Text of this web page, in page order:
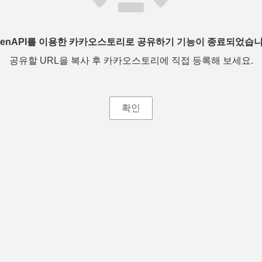
를 이용한 카카오스토리로 공유하기 기능이 종료되었습
공유할 URL을 복사 후 카카오스토리에 직접 등록해 보세요.
확인